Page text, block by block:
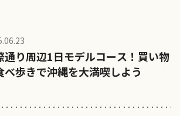
通り周辺1日モデルコース！買い物
べ歩きで沖縄を大満喫しよう